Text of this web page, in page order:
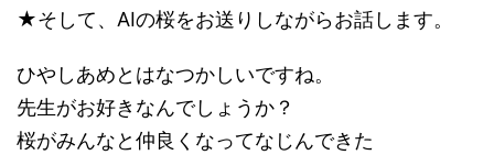
★そして、AIの桜をお送りしながらお話します。
ひやしあめとはなつかしいですね。
先生がお好きなんでしょうか？
桜がみんなと仲良くなってなじんできた